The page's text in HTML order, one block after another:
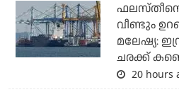
വീണ്ടും
മലേഷ്യ:
ചരക്ക്
20 hours